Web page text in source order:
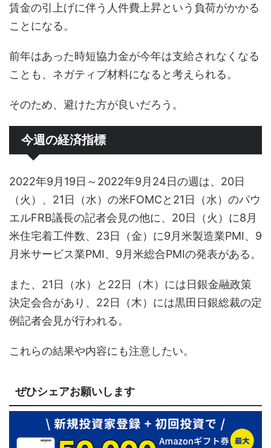
賃金の引上げに伴う人件費上昇という負荷がかかる
ことになる。
前年はあった時短協力金が今年は支給されなくなる
ことも、ネガティブ材料になると考えられる。
そのため、避けた方が良いだろう。
今週の経済指標
2022年9月19日～2022年9月24日の週は、20日
（火）、21日（水）の米FOMCと21日（水）のパウ
エルFRB議長の記者会見の他に、20日（火）に8月
米住宅着工件数、23日（金）に9月米製造業PMI、9
月米サービス業PMI、9月米総合PMIの発表がある。
また、21日（水）と22日（木）には日銀金融政策
決定会合があり、22日（木）には黒田日銀総裁の定
例記者会見が行われる。
これらの結果や内容にも注意したい。
ぜひシェアお願いします